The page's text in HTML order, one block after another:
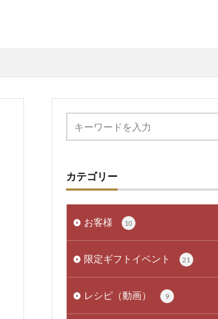
カテゴリー
お客様 10
限定ギフトイベント 21
レシピ（動画） 9